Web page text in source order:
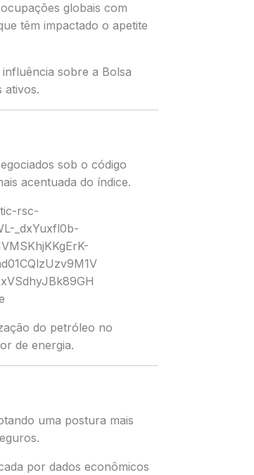
globais com
têm impactado o apetite
sobre a Bolsa
ativos.
sob o código
acentuada do índice.
do petróleo no
de energia.
uma postura mais
por dados econômicos